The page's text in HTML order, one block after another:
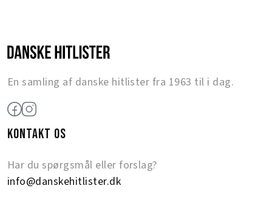
En samling af danske hitlister fra 1963 til i dag.
KONTAKT OS
Har du spørgsmål eller forslag?
info@danskehitlister.dk